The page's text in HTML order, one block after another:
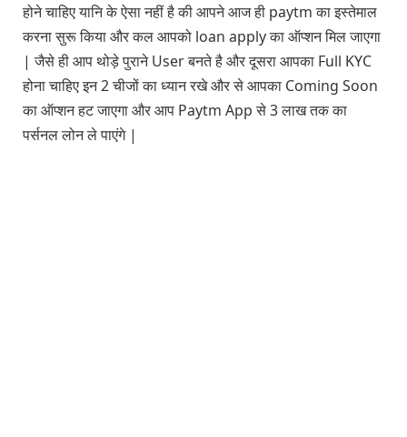
होने चाहिए यानि के ऐसा नहीं है की आपने आज ही paytm का इस्तेमाल
करना सुरू किया और कल आपको loan apply का ऑप्शन मिल जाएगा
| जैसे ही आप थोड़े पुराने User बनते है और दूसरा आपका Full KYC
होना चाहिए इन 2 चीजों का ध्यान रखे और से आपका Coming Soon
का ऑप्शन हट जाएगा और आप Paytm App से 3 लाख तक का
पर्सनल लोन ले पाएंगे |